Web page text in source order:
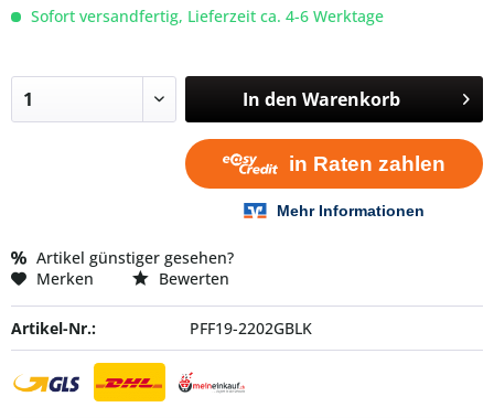
Sofort versandfertig, Lieferzeit ca. 4-6 Werktage
In den Warenkorb
Artikel günstiger gesehen?
Merken
Bewerten
Artikel-Nr.: PFF19-2202GBLK